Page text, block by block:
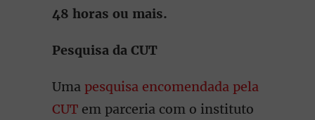
48 horas ou mais.
Pesquisa da CUT
Uma pesquisa encomendada pela
CUT em parceria com o instituto